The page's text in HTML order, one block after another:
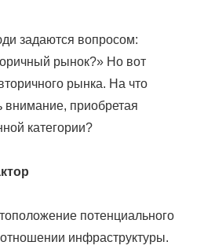
задаются вопросом:
рынок?» Но вот
рынка. На что
внимание, приобретая
категории?
потенциального
инфраструктуры.